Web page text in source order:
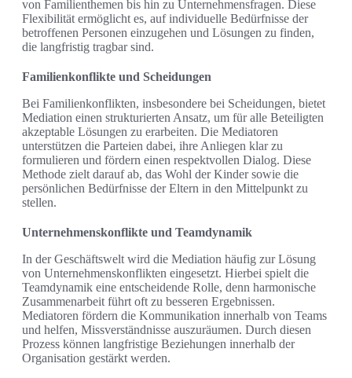
von Familienthemen bis hin zu Unternehmensfragen. Diese
Flexibilität ermöglicht es, auf individuelle Bedürfnisse der
betroffenen Personen einzugehen und Lösungen zu finden,
die langfristig tragbar sind.
Familienkonflikte und Scheidungen
Bei Familienkonflikten, insbesondere bei Scheidungen, bietet
Mediation einen strukturierten Ansatz, um für alle Beteiligten
akzeptable Lösungen zu erarbeiten. Die Mediatoren
unterstützen die Parteien dabei, ihre Anliegen klar zu
formulieren und fördern einen respektvollen Dialog. Diese
Methode zielt darauf ab, das Wohl der Kinder sowie die
persönlichen Bedürfnisse der Eltern in den Mittelpunkt zu
stellen.
Unternehmenskonflikte und Teamdynamik
In der Geschäftswelt wird die Mediation häufig zur Lösung
von Unternehmenskonflikten eingesetzt. Hierbei spielt die
Teamdynamik eine entscheidende Rolle, denn harmonische
Zusammenarbeit führt oft zu besseren Ergebnissen.
Mediatoren fördern die Kommunikation innerhalb von Teams
und helfen, Missverständnisse auszuräumen. Durch diesen
Prozess können langfristige Beziehungen innerhalb der
Organisation gestärkt werden.